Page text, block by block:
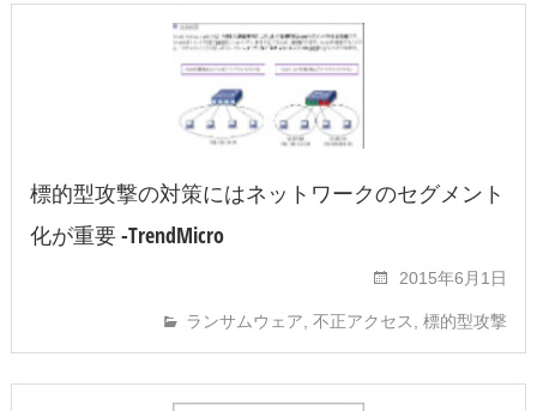
標的型攻撃の対策にはネットワークのセグメント
化が重要 -TrendMicro
2015年6月1日
ランサムウェア ,不正アクセス ,標的型攻撃